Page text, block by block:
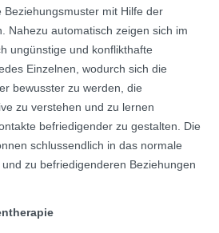
mit Hilfe der
Nahezu automatisch zeigen sich im
ungünstige und konflikthafte
Einzelnen, wodurch sich die
bewusster zu werden, die
zu verstehen und zu lernen
befriedigender zu gestalten. Die
schlussendlich in das normale
zu befriedigenderen Beziehungen